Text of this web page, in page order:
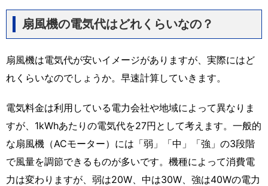
扇風機の電気代はどれくらいなの？
扇風機は電気代が安いイメージがありますが、実際にはど
れくらいなのでしょうか。早速計算していきます。
電気料金は利用している電力会社や地域によって異なりま
すが、1kWhあたりの電気代を27円として考えます。一般的
な扇風機（ACモーター）には「弱」「中」「強」の3段階
で風量を調節できるものが多いです。機種によって消費電
力は変わりますが、弱は20W、中は30W、強は40Wの電力